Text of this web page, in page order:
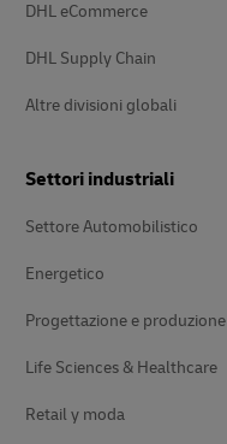
DHL eCommerce
DHL Supply Chain
Altre divisioni globali
Settori industriali
Settore Automobilistico
Energetico
Progettazione e produzione
Life Sciences & Healthcare
Retail y moda